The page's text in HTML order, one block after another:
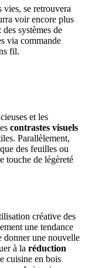
se retrouvera
voir encore plus
: des systèmes de
via commande
fil.
et les
contrastes visuels
Parallèlement,
des feuilles ou
touche de légèreté
créative des
une tendance
donner une nouvelle
à la réduction
cuisine en bois